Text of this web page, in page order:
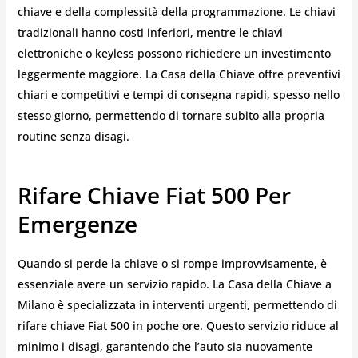
chiave e della complessità della programmazione. Le chiavi
tradizionali hanno costi inferiori, mentre le chiavi
elettroniche o keyless possono richiedere un investimento
leggermente maggiore. La Casa della Chiave offre preventivi
chiari e competitivi e tempi di consegna rapidi, spesso nello
stesso giorno, permettendo di tornare subito alla propria
routine senza disagi.
Rifare Chiave Fiat 500 Per
Emergenze
Quando si perde la chiave o si rompe improvvisamente, è
essenziale avere un servizio rapido. La Casa della Chiave a
Milano è specializzata in interventi urgenti, permettendo di
rifare chiave Fiat 500 in poche ore. Questo servizio riduce al
minimo i disagi, garantendo che l’auto sia nuovamente